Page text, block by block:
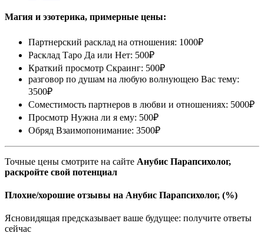
Магия и эзотерика, примерные цены:
Партнерский расклад на отношения: 1000₽
Расклад Таро Да или Нет: 500₽
Краткий просмотр Скраинг: 500₽
разговор по душам на любую волнующею Вас тему:
3500₽
Соместимость партнеров в любви и отношениях: 5000₽
Просмотр Нужна ли я ему: 500₽
Обряд Взаимопонимание: 3500₽
Точные цены смотрите на сайте Анубис Парапсихолог,
раскройте свой потенциал
Плохие/хорошие отзывы на Анубис Парапсихолог, (%)
Ясновидящая предсказывает ваше будущее: получите ответы
сейчас